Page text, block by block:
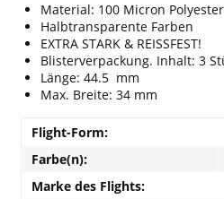
Material: 100 Micron Polyester
Halbtransparente Farben
EXTRA STARK & REISSFEST!
Blisterverpackung. Inhalt: 3
Länge: 44.5 mm
Max. Breite: 34 mm
Flight-Form:
Farbe(n):
Marke des Flights: